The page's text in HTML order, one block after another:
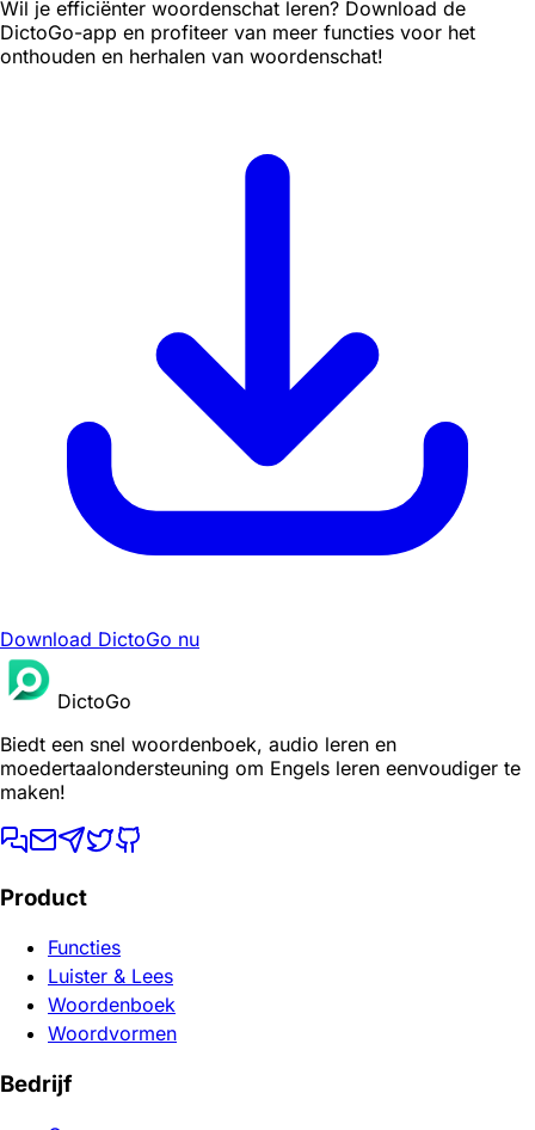
Wil je efficiënter woordenschat leren? Download de
DictoGo-app en profiteer van meer functies voor het
onthouden en herhalen van woordenschat!
Download DictoGo nu
DictoGo
Biedt een snel woordenboek, audio leren en
moedertaalondersteuning om Engels leren eenvoudiger te
maken!
Product
Functies
Luister & Lees
Woordenboek
Woordvormen
Bedrijf